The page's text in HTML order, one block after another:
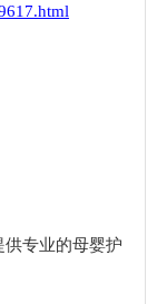
供专业的母婴护